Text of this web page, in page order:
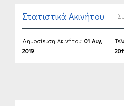
Στατιστικά Ακινήτου
Δημοσίευση Ακινήτου: 01 Αυγ,
2019